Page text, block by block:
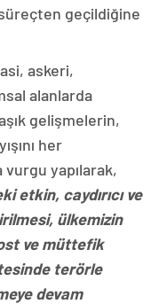
geçildiğine
askeri,
alanlarda
gelişmelerin,
her
vurgu yapılarak,
etkin, caydırıcı ve
ülkemizin
ve müttefik
terörle
devam